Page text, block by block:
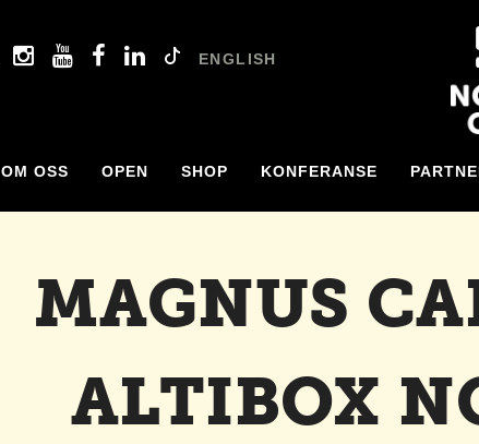
ENGLISH
OM OSS OPEN SHOP KONFERANSE
MAGNUS
ALTIBOX